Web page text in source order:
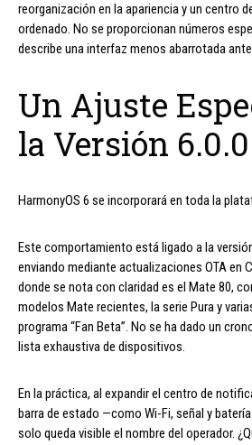
reorganización en la apariencia y un centro
ordenado. No se proporcionan números
describe una interfaz menos abarrotada
Un Ajuste
la Versión
HarmonyOS 6 se incorporará en toda la
Este comportamiento está ligado a la
enviando mediante actualizaciones OTA en
donde se nota con claridad es el Mate 80,
modelos Mate recientes, la serie Pura y
programa “Fan Beta”. No se ha dado un
lista exhaustiva de dispositivos.
En la práctica, al expandir el centro de
barra de estado —como Wi-Fi, señal y
solo queda visible el nombre del operador.